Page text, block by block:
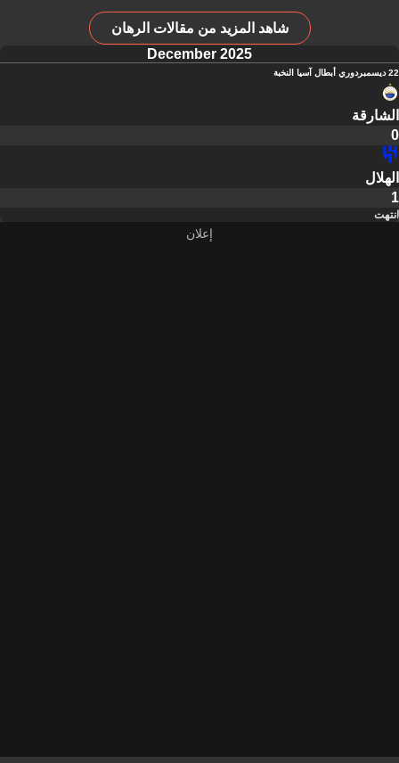
شاهد المزيد من مقالات الرهان
December 2025
22 ديسمبر دوري أبطال آسيا النخبة
الشارقة
0
الهلال
1
انتهت